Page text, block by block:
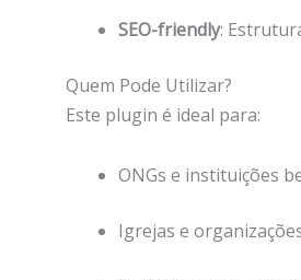
SEO-friendly:
Quem Pode Utilizar?
Este plugin é ideal para:
ONGs e instituições
Igrejas e